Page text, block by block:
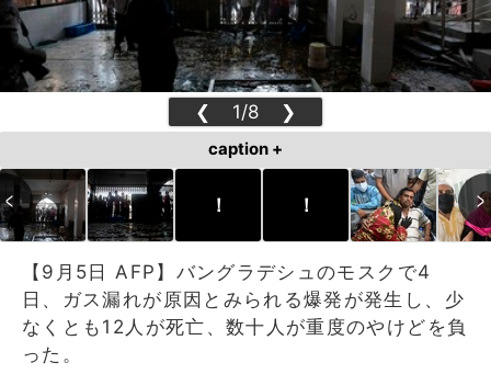
❮ 1/8 ❯
caption +
！ ！
【9月5日 AFP】バングラデシュのモスクで4
日、ガス漏れが原因とみられる爆発が発生し、少
なくとも12人が死亡、数十人が重度のやけどを負
った。